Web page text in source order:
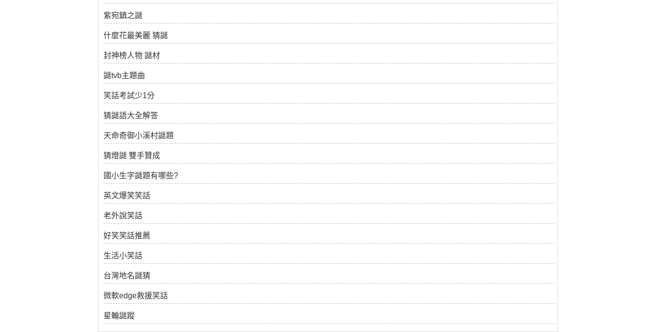
紫宛鎮之謎
什麼花最美麗 猜謎
封神榜人物 謎材
謎tvb主題曲
笑話考試少1分
猜謎語大全解答
天命奇御小溪村謎題
猜燈謎 雙手贊成
國小生字謎題有哪些?
英文爆笑笑話
老外說笑話
好笑笑話推薦
生活小笑話
台灣地名謎猜
微軟edge救援笑話
星輪謎蹤